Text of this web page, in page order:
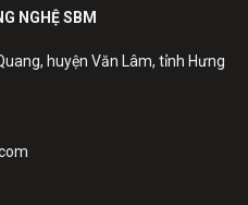
NGHỆ SBM
huyện Văn Lâm, tỉnh Hưng